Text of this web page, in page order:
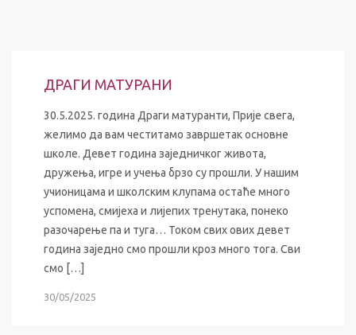
ДРАГИ МАТУРАНИ
30.5.2025. годинa Драги матуранти, Прије свега,
желимо да вам честитамо завршетак основне
школе. Девет година заједничког живота,
дружења, игре и учења брзо су прошли. У нашим
учионицама и школским клупама остаће много
успомена, смијеха и лијепих тренутака, понеко
разочарење па и туга… Током свих ових девет
година заједно смо прошли кроз много тога. Сви
смо […]
30/05/2025